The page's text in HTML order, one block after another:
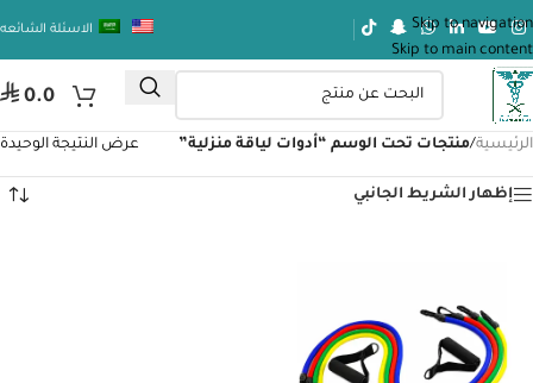
Skip to navigation
Skip to main content
الاسئلة الشائعه
⃁ 0.0
الرئيسية/منتجات تحت الوسم “أدوات لياقة منزلية” عرض النتيجة الوحيدة
إظهار الشريط الجانبي